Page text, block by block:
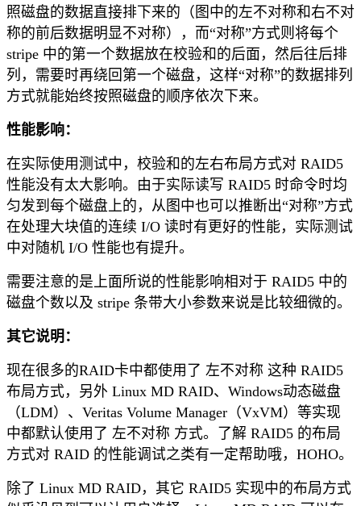
照磁盘的数据直接排下来的（图中的左不对称和右不对
称的前后数据明显不对称），而“对称”方式则将每个
stripe 中的第一个数据放在校验和的后面，然后往后排
列，需要时再绕回第一个磁盘，这样“对称”的数据排列
方式就能始终按照磁盘的顺序依次下来。
性能影响：
在实际使用测试中，校验和的左右布局方式对 RAID5
性能没有太大影响。由于实际读写 RAID5 时命令时均
匀发到每个磁盘上的，从图中也可以推断出“对称”方式
在处理大块值的连续 I/O 读时有更好的性能，实际测试
中对随机 I/O 性能也有提升。
需要注意的是上面所说的性能影响相对于 RAID5 中的
磁盘个数以及 stripe 条带大小参数来说是比较细微的。
其它说明：
现在很多的RAID卡中都使用了 左不对称 这种 RAID5
布局方式，另外 Linux MD RAID、Windows动态磁盘
（LDM）、Veritas Volume Manager（VxVM）等实现
中都默认使用了 左不对称 方式。了解 RAID5 的布局
方式对 RAID 的性能调试之类有一定帮助哦，HOHO。
除了 Linux MD RAID，其它 RAID5 实现中的布局方式